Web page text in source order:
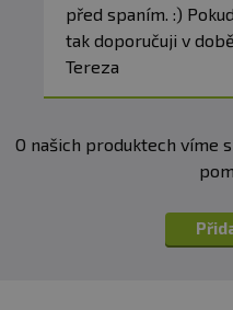
před spaním. :)
tak doporučuji v
Tereza
O našich produktech víme